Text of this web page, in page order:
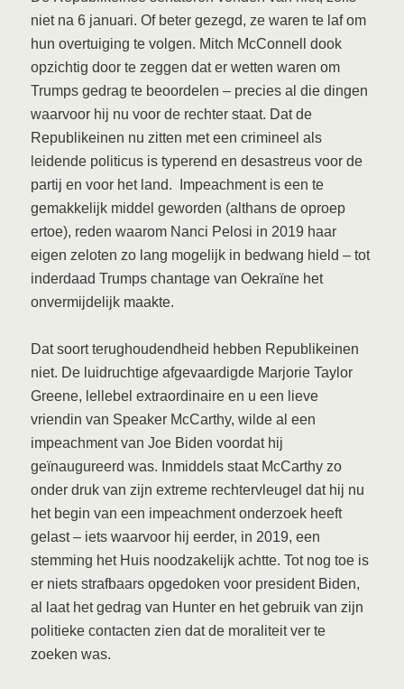
niet na 6 januari. Of beter gezegd, ze waren te laf om
hun overtuiging te volgen. Mitch McConnell dook
opzichtig door te zeggen dat er wetten waren om
Trumps gedrag te beoordelen – precies al die dingen
waarvoor hij nu voor de rechter staat. Dat de
Republikeinen nu zitten met een crimineel als
leidende politicus is typerend en desastreus voor de
partij en voor het land. Impeachment is een te
gemakkelijk middel geworden (althans de oproep
ertoe), reden waarom Nanci Pelosi in 2019 haar
eigen zeloten zo lang mogelijk in bedwang hield – tot
inderdaad Trumps chantage van Oekraïne het
onvermijdelijk maakte.
Dat soort terughoudendheid hebben Republikeinen
niet. De luidruchtige afgevaardigde Marjorie Taylor
Greene, lellebel extraordinaire en u een lieve
vriendin van Speaker McCarthy, wilde al een
impeachment van Joe Biden voordat hij
geïnaugureerd was. Inmiddels staat McCarthy zo
onder druk van zijn extreme rechtervleugel dat hij nu
het begin van een impeachment onderzoek heeft
gelast – iets waarvoor hij eerder, in 2019, een
stemming het Huis noodzakelijk achtte. Tot nog toe is
er niets strafbaars opgedoken voor president Biden,
al laat het gedrag van Hunter en het gebruik van zijn
politieke contacten zien dat de moraliteit ver te
zoeken was.